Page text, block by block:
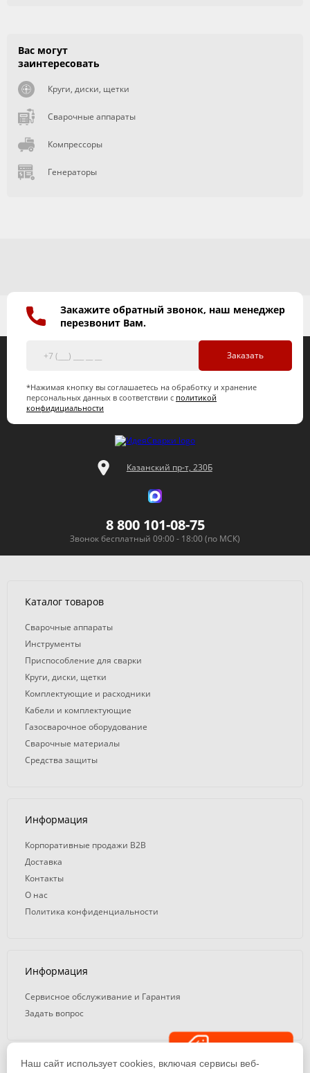
Вас могут
заинтересовать
Круги, диски, щетки
Сварочные аппараты
Компрессоры
Генераторы
Закажите обратный звонок, наш менеджер
перезвонит Вам.
Заказать
*Нажимая кнопку вы соглашаетесь на обработку и хранение
персональных данных в соответствии с политикой
конфидициальности
Казанский пр-т, 230Б
8 800 101-08-75
Звонок бесплатный 09:00 - 18:00 (по МСК)
Каталог товаров
Сварочные аппараты
Инструменты
Приспособление для сварки
Круги, диски, щетки
Комплектующие и расходники
Кабели и комплектующие
Газосварочное оборудование
Сварочные материалы
Средства защиты
Информация
Корпоративные продажи B2B
Доставка
Контакты
О нас
Политика конфиденциальности
Информация
Сервисное обслуживание и Гарантия
Задать вопрос
Наш сайт использует cookies, включая сервисы веб-